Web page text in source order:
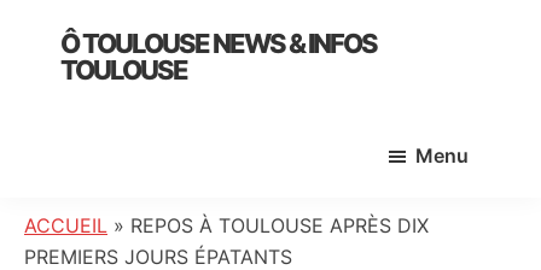
primary
Ô TOULOUSE NEWS & INFOS
TOULOUSE
:
info
Menu
ACCUEIL » REPOS À TOULOUSE APRÈS DIX
PREMIERS JOURS ÉPATANTS